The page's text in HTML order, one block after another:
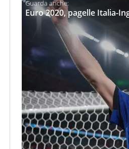
Euro 2020, pagelle Italia-